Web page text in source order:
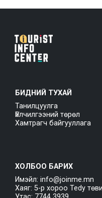
БИДНИЙ ТУХАЙ
Танилцуулга
Үйлчилгээний төрөл
Хамтрагч байгууллага
ХОЛБОО БАРИХ
Имэйл: info@joinme.mn
Хаяг: 5-р хороо Tedy